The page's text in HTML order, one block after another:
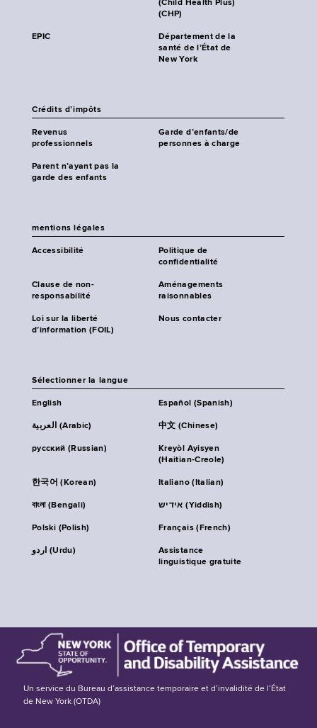
(Child Health Plus)
(CHP)
EPIC
Département de la
santé de l’État de
New York
Crédits d’impôts
Revenus
professionnels
Garde d’enfants/de
personnes à charge
Parent n’ayant pas la
garde des enfants
mentions légales
Accessibilité
Politique de
confidentialité
Clause de non-
responsabilité
Aménagements
raisonnables
Loi sur la liberté
d’information (FOIL)
Nous contacter
Sélectionner la langue
English Español (Spanish)
العربية (Arabic) 中文 (Chinese)
русский (Russian)
Kreyòl Ayisyen
(Haitian-Creole)
한국어 (Korean) Italiano (Italian)
বাংলা (Bengali) אידיש (Yiddish)
Polski (Polish) Français (French)
اردو (Urdu)
Assistance
linguistique gratuite
Un service du Bureau d’assistance temporaire et d’invalidité de l’État
de New York (OTDA)